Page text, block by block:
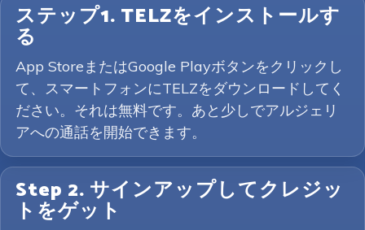
ステップ1. TELZをインストールす
る
App StoreまたはGoogle Playボタンをクリックし
て、スマートフォンにTELZをダウンロードしてく
ださい。それは無料です。あと少しでアルジェリ
アへの通話を開始できます。
Step 2. サインアップしてクレジッ
トをゲット